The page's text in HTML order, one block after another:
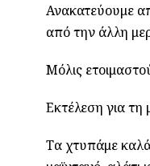
Ανακατεύουμε
από την άλλη
Μόλις
Εκτέλεση για τη
Τα χτυπάμε καλά